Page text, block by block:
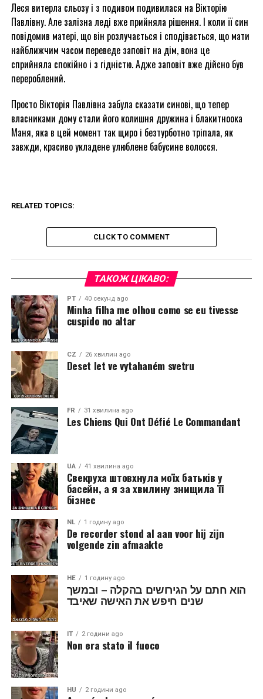
Леся витерла сльозу і з подивом подивилася на Вікторію
Павлівну. Але залізна леді вже прийняла рішення. І коли її син
повідомив матері, що він розлучається і сподівається, що мати
найближчим часом переведе заповіт на дім, вона це
сприйняла спокійно і з гідністю. Адже заповіт вже дійсно був
перероблений.
Просто Вікторія Павлівна забула сказати синові, що тепер
власниками дому стали його колишня дружина і блакитноока
Маня, яка в цей момент так щиро і безтурботно тріпала, як
завжди, красиво укладене улюблене бабусине волосся.
RELATED TOPICS:
CLICK TO COMMENT
ТАКОЖ ЦІКАВО:
PT 40 секунд ago
Minha filha me olhou como se eu tivesse
cuspido no altar
CZ 26 хвилин ago
Deset let ve vytahaném svetru
FR 31 хвилина ago
Les Chiens Qui Ont Défié Le Commandant
UA 41 хвилина ago
Свекруха штовхнула моїх батьків у
басейн, а я за хвилину знищила її
бізнес
NL 1 годину ago
De recorder stond al aan voor hij zijn
volgende zin afmaakte
HE 1 годину ago
הוא חתם על הגירושים בהקלה – ובמשך
שנים חיפש את האישה שאיבד
IT 2 години ago
Non era stato il fuoco
HU 2 години ago